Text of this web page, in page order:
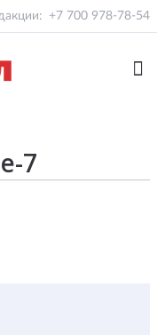
+7 700 978-78-54